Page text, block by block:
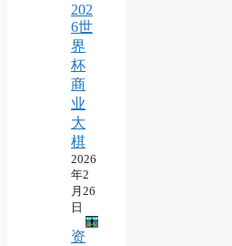
202
6世
界
杯
商
业
大
棋
2026
年2
月26
日
资